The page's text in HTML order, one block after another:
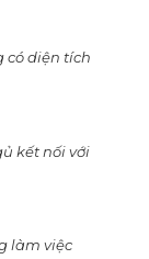
có diện tích
kết nối với
làm việc